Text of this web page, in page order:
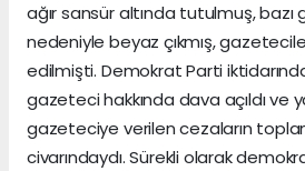
ağır sansür altında tutulmuş,
nedeniyle beyaz çıkmış,
edilmişti. Demokrat Parti
gazeteci hakkında dava açıldı ve
gazeteciye verilen cezaların
civarındaydı. Sürekli olarak